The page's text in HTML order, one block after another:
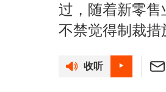
过，随着新零售
不禁觉得制裁措
收听